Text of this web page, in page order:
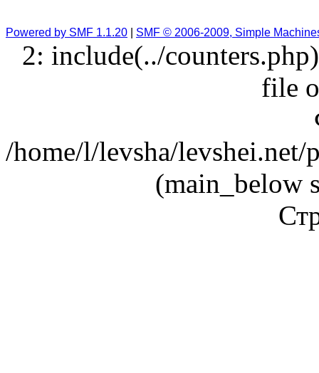
Powered by SMF 1.1.20 SMF © 2006-2009, Simple
2: include(../
file
/home/l/levsha/
(main_below